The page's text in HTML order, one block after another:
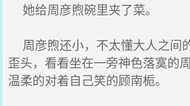
她给周彦煦碗里夹了菜。
周彦煦还小，不太懂大人之间
歪头，看看坐在一旁神色落寞的
温柔的对着自己笑的顾南栀。